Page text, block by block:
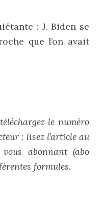
: J. Biden se
que l’on avait
le numéro
: lisez l’article au
abonnant (abo
formules.